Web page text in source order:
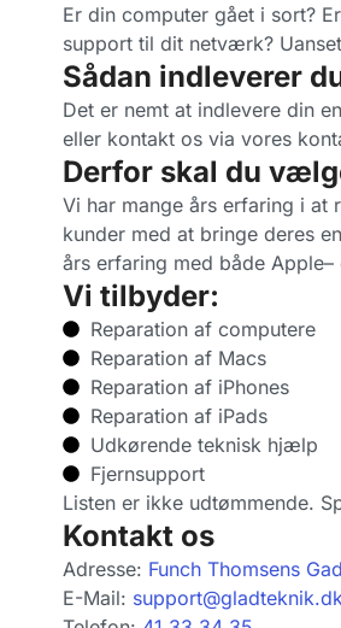
Er din computer gået i sort?
support til dit netværk?
Sådan indleverer
Det er nemt at indlevere din
eller kontakt os via vores
Derfor skal du
Vi har mange års erfaring i at
kunder med at bringe deres
års erfaring med både
Vi tilbyder:
Reparation af computere
Reparation af Macs
Reparation af iPhones
Reparation af iPads
Udkørende teknisk hjælp
Fjernsupport
Listen er ikke udtømmende.
Kontakt os
Adresse: Funch Thomsens
E-Mail: support@gladteknik.dk